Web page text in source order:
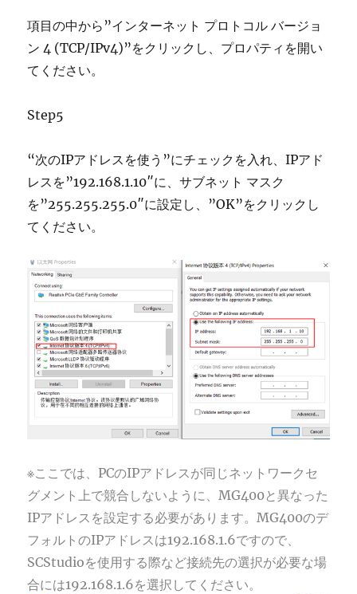
項目の中から”インターネット プロトコル バージョ
ン 4 (TCP/IPv4)”をクリックし、プロパティを開い
てください。
Step5
“次のIPアドレスを使う”にチェックを入れ、IPアド
レスを”192.168.1.10″に、サブネット マスク
を”255.255.255.0″に設定し、”OK”をクリックし
てください。
※ここでは、PCのIPアドレスが同じネットワークセ
グメント上で競合しないように、MG400と異なった
IPアドレスを設定する必要があります。MG400のデ
フォルトのIPアドレスは192.168.1.6ですので、
SCStudioを使用する際など接続先の選択が必要な場
合には192.168.1.6を選択してください。